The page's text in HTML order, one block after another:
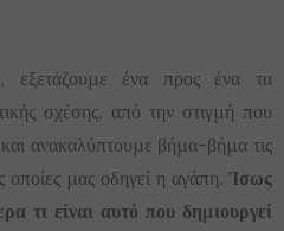
εξετάζουμε ένα προς ένα τα
σχέσης, από την στιγμή που
ανακαλύπτουμε βήμα-βήμα τις
οποίες μας οδηγεί η αγάπη. Ίσως
τι είναι αυτό που δημιουργεί